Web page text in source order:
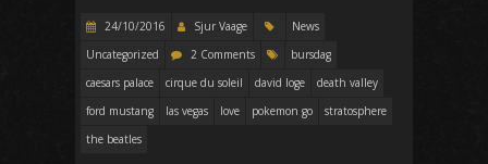
24/10/2016 Sjur Vaage
News
Uncategorized
2 Comments
bursdag
caesars palace
cirque du soleil david loge
death valley
ford mustang
las vegas love pokemon go
stratosphere
the beatles